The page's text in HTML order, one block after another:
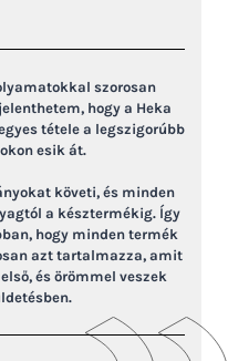
szorosan
hogy a Heka
tétele a legszigorúbb
esik át.
követi, és minden
a késztermékig. Így
hogy minden termék
azt tartalmazza, amit
és örömmel veszek